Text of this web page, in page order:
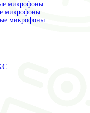
микрофоны
микрофоны
микрофоны